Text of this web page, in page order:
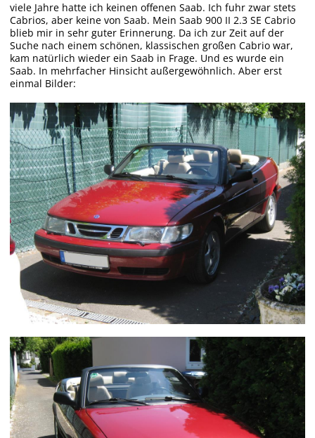
viele Jahre hatte ich keinen offenen Saab. Ich fuhr zwar stets
Cabrios, aber keine von Saab. Mein Saab 900 II 2.3 SE Cabrio
blieb mir in sehr guter Erinnerung. Da ich zur Zeit auf der
Suche nach einem schönen, klassischen großen Cabrio war,
kam natürlich wieder ein Saab in Frage. Und es wurde ein
Saab. In mehrfacher Hinsicht außergewöhnlich. Aber erst
einmal Bilder: